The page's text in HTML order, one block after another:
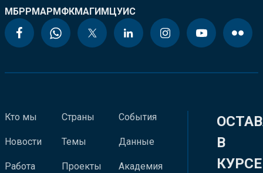
МБРРМАРМФКМАГИМЦУИС
Кто мы
Новости
Работа
Страны
Темы
Проекты
События
Данные
Академия
В
КУРСЕ